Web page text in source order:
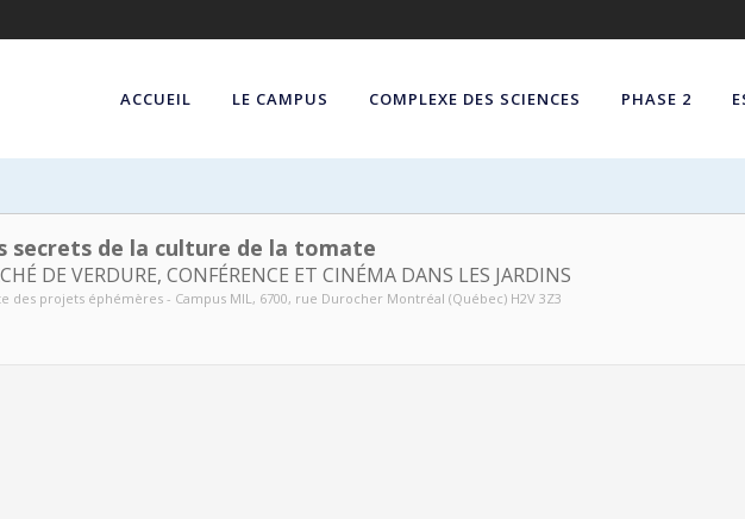
ACCUEIL LE CAMPUS COMPLEXE DES SCIENCES PHASE 2
secrets de la culture de la tomate
DE VERDURE, CONFÉRENCE ET CINÉMA DANS LES JARDINS
des projets éphémères - Campus MIL, 6700, rue Durocher Montréal (Québec) H2V 3Z3